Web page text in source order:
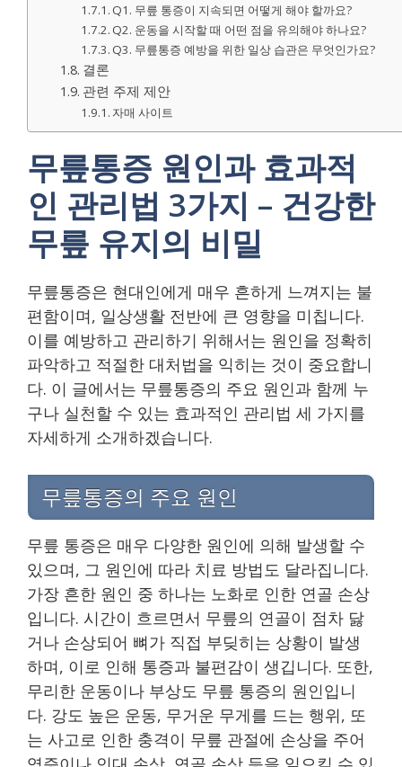
Q1. 무릎 통증이 지속되면 어떻게 해야 할까요?
Q2. 운동을 시작할 때 어떤 점을 유의해야 하나요?
Q3. 무릎통증 예방을 위한 일상 습관은 무엇인가요?
결론
관련 주제 제안
자매 사이트
무릎통증 원인과 효과적
인 관리법 3가지 – 건강한
무릎 유지의 비밀
무릎통증은 현대인에게 매우 흔하게 느껴지는 불
편함이며, 일상생활 전반에 큰 영향을 미칩니다.
이를 예방하고 관리하기 위해서는 원인을 정확히
파악하고 적절한 대처법을 익히는 것이 중요합니
다. 이 글에서는 무릎통증의 주요 원인과 함께 누
구나 실천할 수 있는 효과적인 관리법 세 가지를
자세하게 소개하겠습니다.
무릎통증의 주요 원인
무릎 통증은 매우 다양한 원인에 의해 발생할 수
있으며, 그 원인에 따라 치료 방법도 달라집니다.
가장 흔한 원인 중 하나는 노화로 인한 연골 손상
입니다. 시간이 흐르면서 무릎의 연골이 점차 닳
거나 손상되어 뼈가 직접 부딪히는 상황이 발생
하며, 이로 인해 통증과 불편감이 생깁니다. 또한,
무리한 운동이나 부상도 무릎 통증의 원인입니
다. 강도 높은 운동, 무거운 무게를 드는 행위, 또
는 사고로 인한 충격이 무릎 관절에 손상을 주어